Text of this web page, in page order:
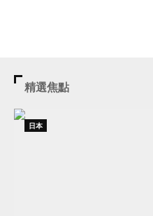
精選焦點
日本